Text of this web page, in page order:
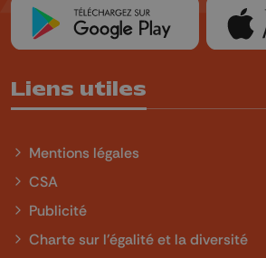
Liens utiles
Mentions légales
CSA
Publicité
Charte sur l'égalité et la diversité